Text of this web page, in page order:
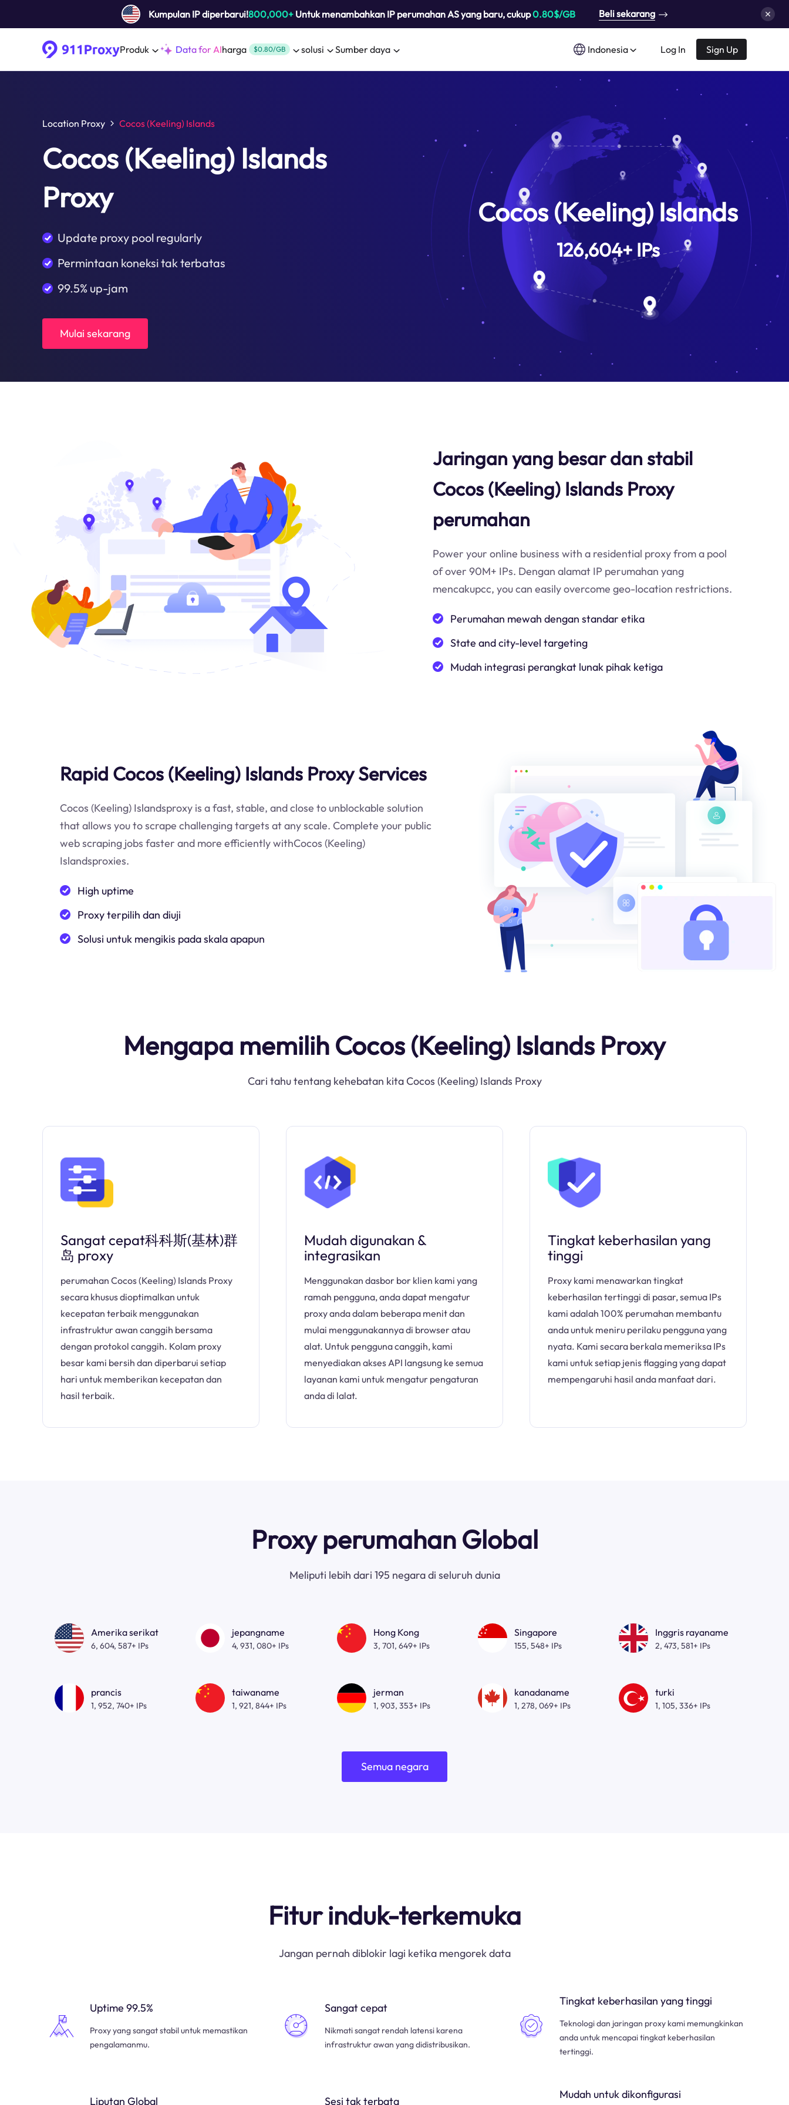
Kumpulan IP diperbarui!800,000+Untuk menambahkan IP perumahan AS yang baru, cukup0.80$/GB Beli sekarang
Produk Data for AIharga $0.80/GB solusi Sumber daya Indonesia Log In Sign Up
Location Proxy Cocos (Keeling) Islands
Cocos (Keeling) Islands
Proxy
Update proxy pool regularly
Permintaan koneksi tak terbatas
99.5% up-jam
Mulai sekarang
Cocos (Keeling) Islands
126,604+IPs
Jaringan yang besar dan stabil
Cocos (Keeling) Islands Proxy
perumahan
Power your online business with a residential proxy from a pool
of over 90M+ IPs. Dengan alamat IP perumahan yang
mencakupcc, you can easily overcome geo-location restrictions.
Perumahan mewah dengan standar etika
State and city-level targeting
Mudah integrasi perangkat lunak pihak ketiga
Rapid Cocos (Keeling) Islands Proxy Services
Cocos (Keeling) Islandsproxy is a fast, stable, and close to unblockable solution
that allows you to scrape challenging targets at any scale. Complete your public
web scraping jobs faster and more efficiently withCocos (Keeling)
Islandsproxies.
High uptime
Proxy terpilih dan diuji
Solusi untuk mengikis pada skala apapun
Mengapa memilih Cocos (Keeling) Islands Proxy
Cari tahu tentang kehebatan kita Cocos (Keeling) Islands Proxy
Sangat cepat科科斯(基林)群
岛 proxy
perumahan Cocos (Keeling) Islands Proxy
secara khusus dioptimalkan untuk
kecepatan terbaik menggunakan
infrastruktur awan canggih bersama
dengan protokol canggih. Kolam proxy
besar kami bersih dan diperbarui setiap
hari untuk memberikan kecepatan dan
hasil terbaik.
Mudah digunakan &
integrasikan
Menggunakan dasbor bor klien kami yang
ramah pengguna, anda dapat mengatur
proxy anda dalam beberapa menit dan
mulai menggunakannya di browser atau
alat. Untuk pengguna canggih, kami
menyediakan akses API langsung ke semua
layanan kami untuk mengatur pengaturan
anda di lalat.
Tingkat keberhasilan yang
tinggi
Proxy kami menawarkan tingkat
keberhasilan tertinggi di pasar, semua IPs
kami adalah 100% perumahan membantu
anda untuk meniru perilaku pengguna yang
nyata. Kami secara berkala memeriksa IPs
kami untuk setiap jenis flagging yang dapat
mempengaruhi hasil anda manfaat dari.
Proxy perumahan Global
Meliputi lebih dari 195 negara di seluruh dunia
Amerika serikat
6, 604, 587+ IPs
jepangname
4, 931, 080+ IPs
Hong Kong
3, 701, 649+ IPs
Singapore
155, 548+ IPs
Inggris rayaname
2, 473, 581+ IPs
prancis
1, 952, 740+ IPs
taiwaname
1, 921, 844+ IPs
jerman
1, 903, 353+ IPs
kanadaname
1, 278, 069+ IPs
turki
1, 105, 336+ IPs
Semua negara
Fitur induk-terkemuka
Jangan pernah diblokir lagi ketika mengorek data
Uptime 99.5%
Proxy yang sangat stabil untuk memastikan
pengalamanmu.
Sangat cepat
Nikmati sangat rendah latensi karena
infrastruktur awan yang didistribusikan.
Tingkat keberhasilan yang tinggi
Teknologi dan jaringan proxy kami memungkinkan
anda untuk mencapai tingkat keberhasilan
tertinggi.
Liputan Global Sesi tak terbata
Mudah untuk dikonfigurasi